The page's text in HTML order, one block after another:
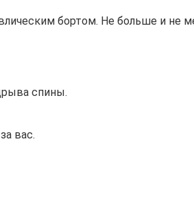
бортом. Не больше и не
спины.
вас.